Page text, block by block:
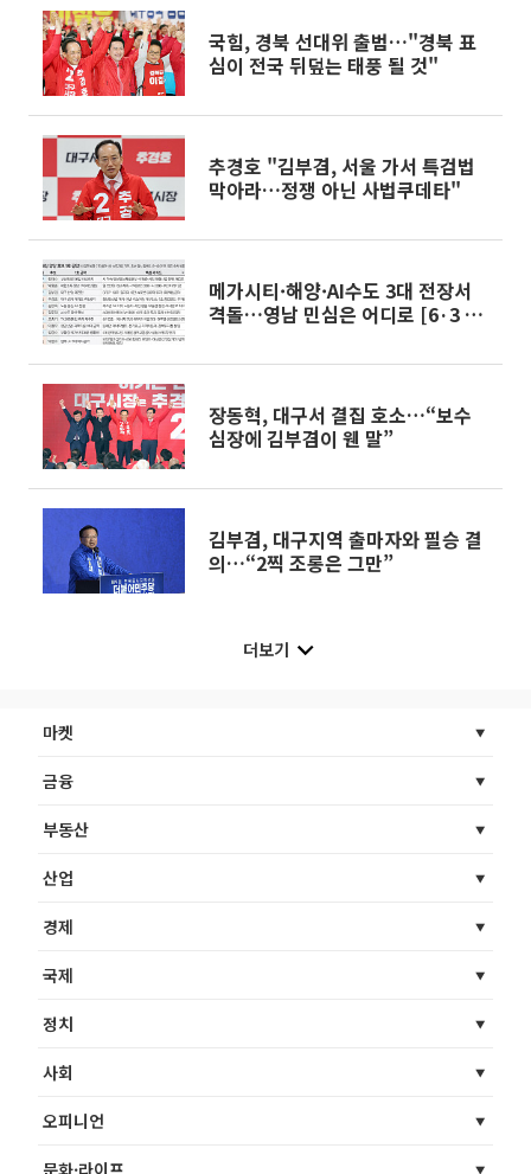
국힘, 경북 선대위 출범…"경북 표
심이 전국 뒤덮는 태풍 될 것"
추경호 "김부겸, 서울 가서 특검법
막아라…정쟁 아닌 사법쿠데타"
메가시티·해양·AI수도 3대 전장서
격돌…영남 민심은 어디로 [6·3 경
장동혁, 대구서 결집 호소…“보수
심장에 김부겸이 웬 말”
김부겸, 대구지역 출마자와 필승 결
의…“2찍 조롱은 그만”
더보기
마켓
금융
부동산
산업
경제
국제
정치
사회
오피니언
문화·라이프